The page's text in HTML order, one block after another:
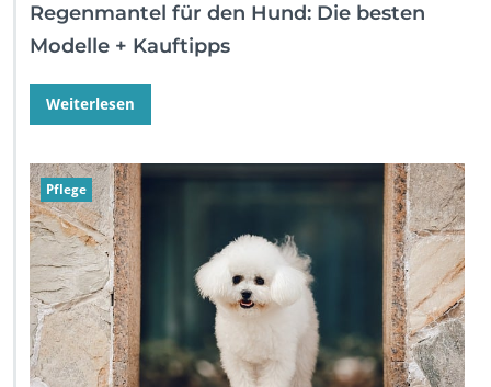
Regenmantel für den Hund: Die besten
Modelle + Kauftipps
Weiterlesen
Pflege